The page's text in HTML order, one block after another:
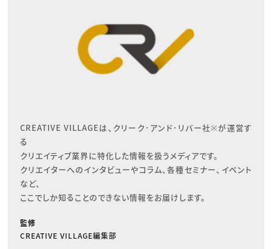
CREATIVE VILLAGEは、クリーク･アンド･リバー社※が運営す
る
クリエイティブ業界に特化した情報を扱うメディアです。
クリエイターへのインタビューやコラム、各種セミナー、イベント
など、
ここでしか知ることのできない情報をお届けします。
監修
CREATIVE VILLAGE編集部